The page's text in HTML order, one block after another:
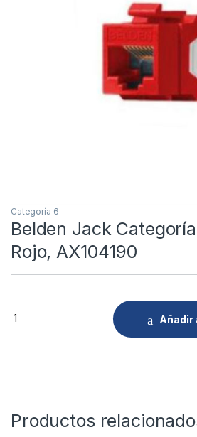
Categoría 6
Belden Jack
Rojo, AX104190
Quantity
Añadir
Productos